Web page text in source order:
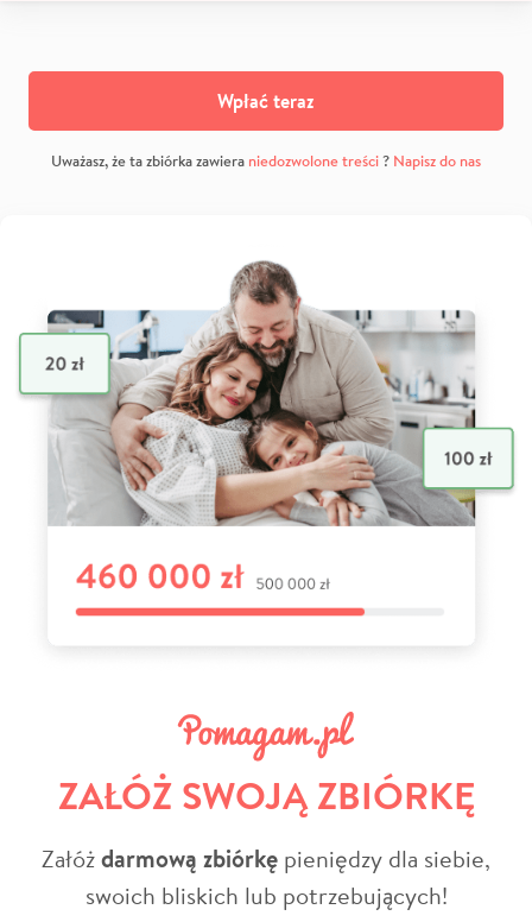
Wpłać teraz
Uważasz, że ta zbiórka zawiera niedozwolone treści? Napisz do nas
ZAŁÓŻ SWOJĄ ZBIÓRKĘ
Załóżdarmową zbiórkę pieniędzy dla siebie,
swoich bliskich lub potrzebujących!